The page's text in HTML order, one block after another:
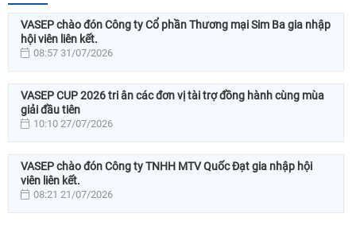
VASEP chào đón Công ty Cổ phần Thương mại Sim Ba gia nhập
hội viên liên kết.
08:57 31/07/2026
VASEP CUP 2026 tri ân các đơn vị tài trợ đồng hành cùng mùa
giải đầu tiên
10:10 27/07/2026
VASEP chào đón Công ty TNHH MTV Quốc Đạt gia nhập hội
viên liên kết.
08:21 21/07/2026